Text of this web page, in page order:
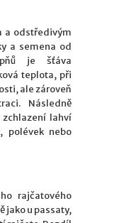
a odstředivým
a semena od
je šťáva
teplota, při
ale zároveň
Následně
lahví
polévek nebo
rajčatového
jako u passaty,